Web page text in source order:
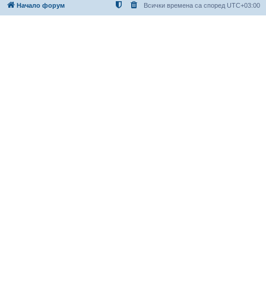
Начало форум Всички времена са според UTC+03:00